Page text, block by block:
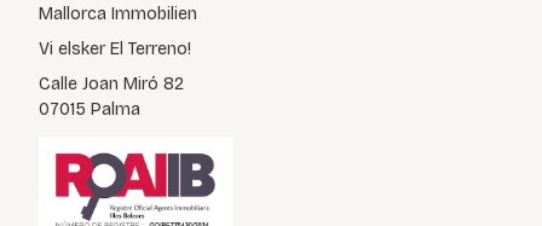
Mallorca Immobilien
Vi elsker El Terreno!
Calle Joan Miró 82
07015 Palma